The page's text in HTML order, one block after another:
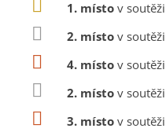
1. místo v soutěži
2. místo v soutěži
4. místo v soutěži
2. místo v soutěži
3. místo v soutěži